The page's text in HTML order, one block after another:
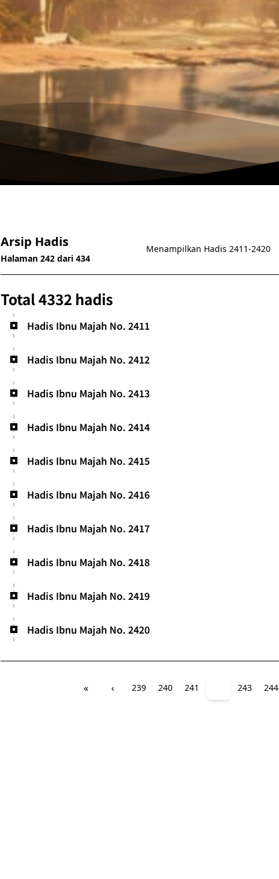
Arsip Hadis
Halaman 242 dari 434
Menampilkan Hadis 2411-2420
Total 4332 hadis
Hadis Ibnu Majah No. 2411
Hadis Ibnu Majah No. 2412
Hadis Ibnu Majah No. 2413
Hadis Ibnu Majah No. 2414
Hadis Ibnu Majah No. 2415
Hadis Ibnu Majah No. 2416
Hadis Ibnu Majah No. 2417
Hadis Ibnu Majah No. 2418
Hadis Ibnu Majah No. 2419
Hadis Ibnu Majah No. 2420
« ‹ 239 240 241 243 244